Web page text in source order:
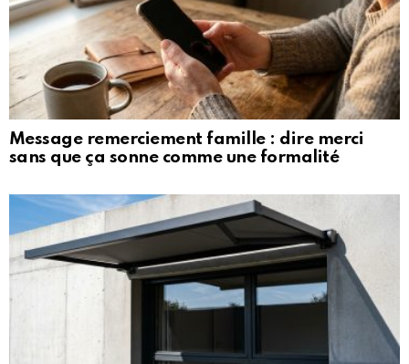
Message remerciement famille : dire merci
sans que ça sonne comme une formalité